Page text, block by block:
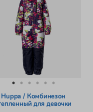
Huppa / Комбинезон
для девочки